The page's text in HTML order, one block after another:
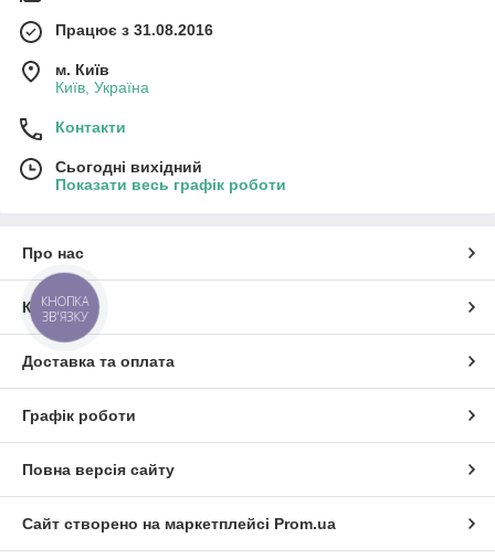
Працює з 31.08.2016
м. Київ
Київ, Україна
Контакти
Сьогодні вихідний
Показати весь графік роботи
Про нас
Контакти
Доставка та оплата
Графік роботи
Повна версія сайту
Сайт створено на маркетплейсі Prom.ua
КНОПКА
ЗВ'ЯЗКУ